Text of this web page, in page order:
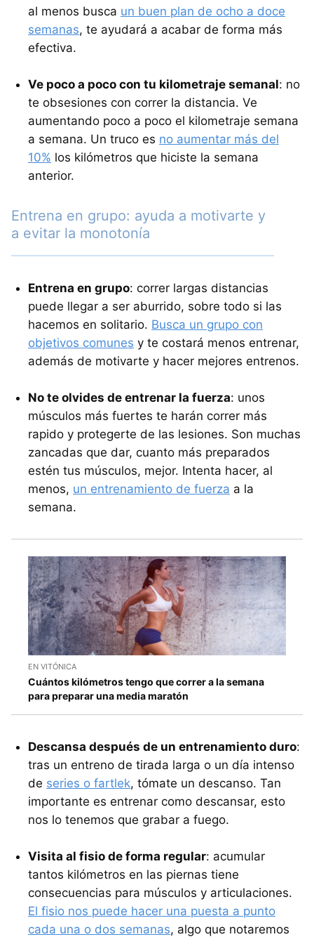
al menos busca un buen plan de ocho a doce
semanas, te ayudará a acabar de forma más
efectiva.
Ve poco a poco con tu kilometraje semanal: no
te obsesiones con correr la distancia. Ve
aumentando poco a poco el kilometraje semana
a semana. Un truco es no aumentar más del
10% los kilómetros que hiciste la semana
anterior.
Entrena en grupo: ayuda a motivarte y
a evitar la monotonía
Entrena en grupo: correr largas distancias
puede llegar a ser aburrido, sobre todo si las
hacemos en solitario. Busca un grupo con
objetivos comunes y te costará menos entrenar,
además de motivarte y hacer mejores entrenos.
No te olvides de entrenar la fuerza: unos
músculos más fuertes te harán correr más
rapido y protegerte de las lesiones. Son muchas
zancadas que dar, cuanto más preparados
estén tus músculos, mejor. Intenta hacer, al
menos, un entrenamiento de fuerza a la
semana.
EN VITÓNICA
Cuántos kilómetros tengo que correr a la semana
para preparar una media maratón
Descansa después de un entrenamiento duro:
tras un entreno de tirada larga o un día intenso
de series o fartlek, tómate un descanso. Tan
importante es entrenar como descansar, esto
nos lo tenemos que grabar a fuego.
Visita al fisio de forma regular: acumular
tantos kilómetros en las piernas tiene
consecuencias para músculos y articulaciones.
El fisio nos puede hacer una puesta a punto
cada una o dos semanas, algo que notaremos